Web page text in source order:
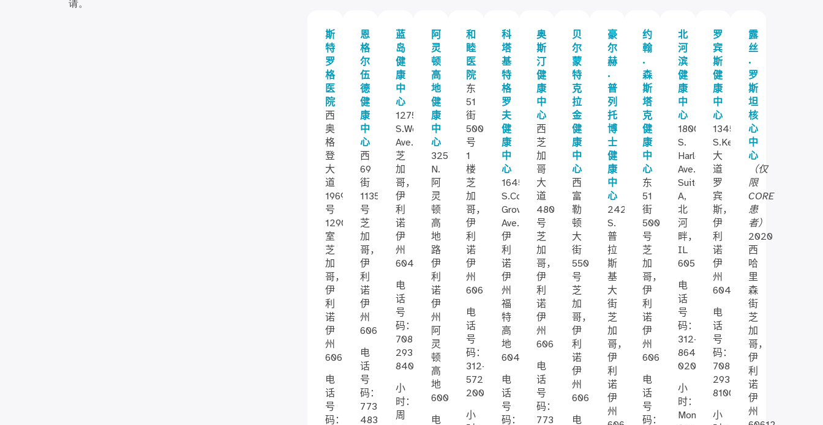
请。
斯
特
罗
格
医
院
西
奥
格
登
大
道
1969
号
1290
室
芝
加
哥，
伊
利
诺
伊
州
60612
电
话
号
码：
恩
格
尔
伍
德
健
康
中
心
西
69
街
1135
号
芝
加
哥，
伊
利
诺
伊
州
60621
电
话
号
码：
773-
483-
蓝
岛
健
康
中
心
12757
S.Western
Ave.
芝
加
哥，
伊
利
诺
伊
州
60406
电
话
号
码：
708-
293-
8400
小
时：
周
阿
灵
顿
高
地
健
康
中
心
3250
N.
阿
灵
顿
高
地
路
伊
利
诺
伊
州
阿
灵
顿
高
地
60004
电
和
睦
医
院
东
51
街
500
号
1
楼
芝
加
哥，
伊
利
诺
伊
州
60615
电
话
号
码：
312-
572-
2000
小
科
塔
基
特
格
罗
夫
健
康
中
心
1645
S.Cottage
Grove
Ave.
伊
利
诺
伊
州
福
特
高
地
60411
电
话
号
码：
奥
斯
汀
健
康
中
心
西
芝
加
哥
大
道
4800
号
芝
加
哥，
伊
利
诺
伊
州
60651
电
话
号
码：
773-
贝
尔
蒙
特
克
拉
金
健
康
中
心
西
富
勒
顿
大
街
5501
号
芝
加
哥，
伊
利
诺
伊
州
60639
电
豪
尔
赫
·
普
列
托
博
士
健
康
中
心
2424
S.
普
拉
斯
基
大
街
芝
加
哥，
伊
利
诺
伊
州
约
翰
·
森
斯
塔
克
健
康
中
心
东
51
街
500
号
芝
加
哥，
伊
利
诺
伊
州
60615
电
话
号
码：
北
河
滨
健
康
中
心
1800
S.
Harlem
Ave.,
Suite
A,
北
河
畔，
IL
60546
电
话
号
码：
312-
864-
0200
小
时：
Monday-
罗
宾
斯
健
康
中
心
13450
S.Kedzie
大
道
罗
宾
斯，
伊
利
诺
伊
州
60472
电
话
号
码：
708-
293-
8100
小
露
丝
·
罗
斯
坦
核
心
中
心
（仅
限
CORE
患
者）
2020
西
哈
里
森
街
芝
加
哥，
伊
利
诺
伊
州